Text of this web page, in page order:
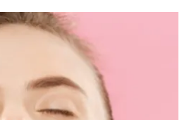
специалисты, риск
при пластической
ниже, чем
смерти во сне.
с наркозом, чаще
и длительных